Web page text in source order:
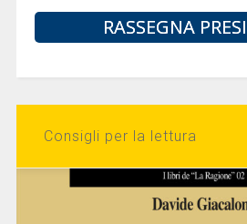
RASSEGNA
Consigli per la lettura